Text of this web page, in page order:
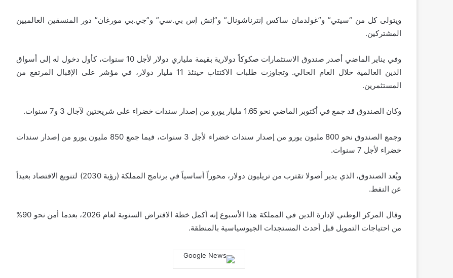
ويتولى كل من “سيتي” و”غولدمان ساكس إنترناشونال” و”إتش إس بي.سي” و”جي.بي مورغان” دور المنسقين العالميين
المشتركين.
وفي يناير الماضي أصدر صندوق الاستثمارات صكوكاً دولارية بقيمة ملياري دولار لأجل 10 سنوات، كأول دخول له إلى أسواق
الدين العالمية خلال العام الحالي. وتجاوزت طلبات الاكتتاب حينئذ 11 مليار دولار، في مؤشر على الإقبال المرتفع من
المستثمرين.
وكان الصندوق قد جمع في أكتوبر الماضي نحو 1.65 مليار يورو من إصدار سندات خضراء على شريحتين لآجال 3 و7 سنوات.
وجمع الصندوق نحو 800 مليون يورو من إصدار سندات خضراء لأجل 3 سنوات، فيما جمع 850 مليون يورو من إصدار سندات
خضراء لأجل 7 سنوات.
ويُعد الصندوق، الذي يدير أصولا تقترب من تريليون دولار، محوراً أساسياً في برنامج المملكة (رؤية 2030) لتنويع الاقتصاد بعيداً
عن النفط.
وقال المركز الوطني لإدارة الدين في المملكة هذا الأسبوع إنه أكمل خطة الاقتراض السنوية لعام 2026، بعدما أمن نحو 90%
من احتياجات التمويل قبل أحدث المستجدات الجيوسياسية بالمنطقة.